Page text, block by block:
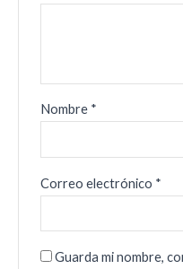
Nombre *
Correo electrónico *
Guarda mi nombre,